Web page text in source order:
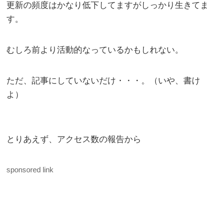
更新の頻度はかなり低下してますがしっかり生きてま
す。
むしろ前より活動的なっているかもしれない。
ただ、記事にしていないだけ・・・。（いや、書け
よ）
とりあえず、アクセス数の報告から
sponsored link